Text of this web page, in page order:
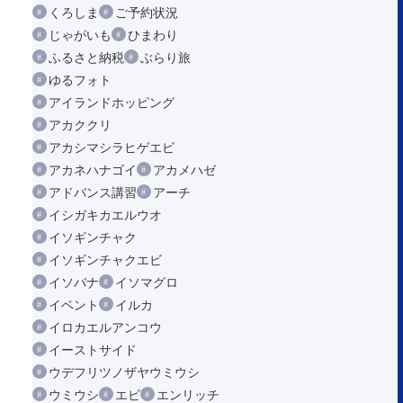
くろしま
ご予約状況
じゃがいも
ひまわり
ふるさと納税
ぶらり旅
ゆるフォト
アイランドホッピング
アカククリ
アカシマシラヒゲエビ
アカネハナゴイ
アカメハゼ
アドバンス講習
アーチ
イシガキカエルウオ
イソギンチャク
イソギンチャクエビ
イソバナ
イソマグロ
イベント
イルカ
イロカエルアンコウ
イーストサイド
ウデフリツノザヤウミウシ
ウミウシ
エビ エンリッチ